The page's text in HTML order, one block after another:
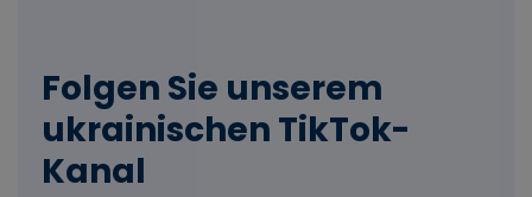
Folgen Sie unserem
ukrainischen TikTok-
Kanal